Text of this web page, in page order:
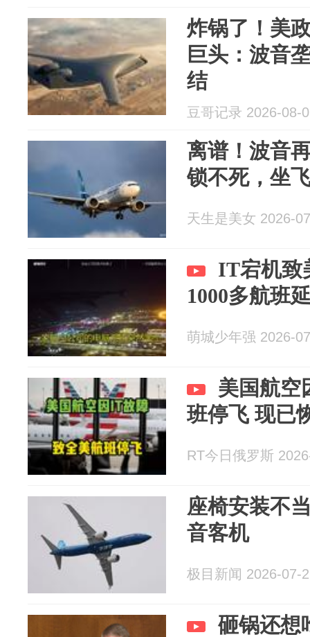
炸锅了！美
巨头：波音
结
豆哥记录 2026-08-
离谱！波音
锁不死，坐
天生是美女 2026-
IT宕机致
1000多航班
萌城少年强 2026-
美国航空
班停飞 现已
RT今日俄罗斯
座椅安装不
音客机
极目新闻 2026-07-
砸锅还想